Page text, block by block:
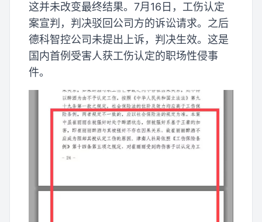
这并未改变最终结果。7月16日，工伤认定
案宣判，判决驳回公司方的诉讼请求。之后
德科智控公司未提出上诉，判决生效。这是
国内首例受害人获工伤认定的职场性侵事
件。